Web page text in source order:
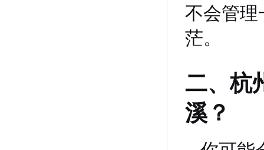
不会管理
茫。
二、杭
溪？